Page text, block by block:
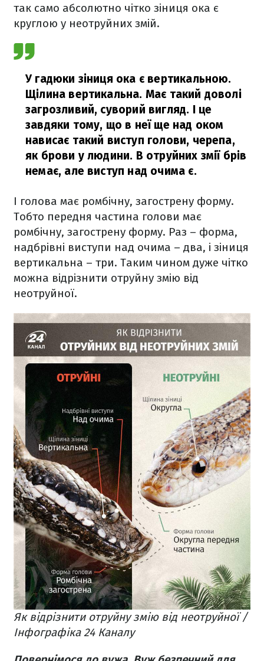
так само абсолютно чітко зіниця ока є
круглою у неотруйних змій.
У гадюки зіниця ока є вертикальною.
Щілина вертикальна. Має такий доволі
загрозливий, суворий вигляд. І це
завдяки тому, що в неї ще над оком
нависає такий виступ голови, черепа,
як брови у людини. В отруйних змії брів
немає, але виступ над очима є.
І голова має ромбічну, загострену форму.
Тобто передня частина голови має
ромбічну, загострену форму. Раз – форма,
надбрівні виступи над очима – два, і зіниця
вертикальна – три. Таким чином дуже чітко
можна відрізнити отруйну змію від
неотруйної.
Як відрізнити отруйну змію від неотруйної /
Інфографіка 24 Каналу